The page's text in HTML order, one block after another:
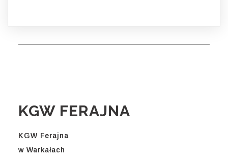
KGW FERAJNA
KGW Ferajna
w Warkałach